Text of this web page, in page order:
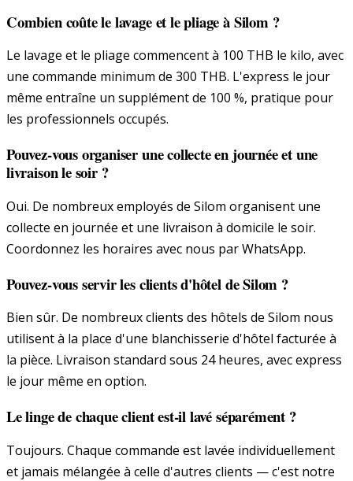
Combien coûte le lavage et le pliage à Silom ?
Le lavage et le pliage commencent à 100 THB le kilo, avec
une commande minimum de 300 THB. L'express le jour
même entraîne un supplément de 100 %, pratique pour
les professionnels occupés.
Pouvez-vous organiser une collecte en journée et une
livraison le soir ?
Oui. De nombreux employés de Silom organisent une
collecte en journée et une livraison à domicile le soir.
Coordonnez les horaires avec nous par WhatsApp.
Pouvez-vous servir les clients d'hôtel de Silom ?
Bien sûr. De nombreux clients des hôtels de Silom nous
utilisent à la place d'une blanchisserie d'hôtel facturée à
la pièce. Livraison standard sous 24 heures, avec express
le jour même en option.
Le linge de chaque client est-il lavé séparément ?
Toujours. Chaque commande est lavée individuellement
et jamais mélangée à celle d'autres clients — c'est notre